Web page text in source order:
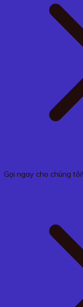
Gọi ngay cho chúng tôi!